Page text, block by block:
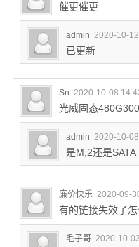
催更催更
admin 2020-10-
已更新
Sn 2020-10-08
光威固态
admin 2020-10-
是M,2还是SATA
廉价快乐 2020-09-
有的链接失效了
毛子哥 2020-10-